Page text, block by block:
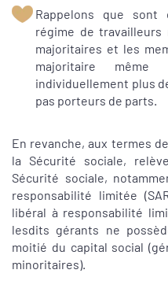
Rappelons que sont
régime de travailleurs
majoritaires et les
majoritaire
individuellement plus
pas porteurs de parts.
En revanche, aux termes
la Sécurité sociale,
Sécurité sociale,
responsabilité limitée
libéral à responsabilité
lesdits gérants ne
moitié du capital social
minoritaires).